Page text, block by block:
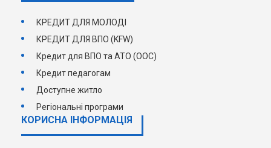
КРЕДИТ ДЛЯ МОЛОДІ
КРЕДИТ ДЛЯ ВПО (KFW)
Кредит для ВПО та АТО (ООС)
Кредит педагогам
Доступне житло
Регіональні програми
КОРИСНА ІНФОРМАЦІЯ